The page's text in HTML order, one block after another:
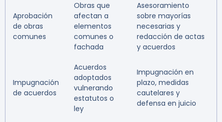
Aprobación
de obras
comunes
Obras que
afectan a
elementos
comunes o
fachada
Asesoramiento
sobre mayorías
necesarias y
redacción de actas
y acuerdos
Impugnación
de acuerdos
Acuerdos
adoptados
vulnerando
estatutos o
ley
Impugnación en
plazo, medidas
cautelares y
defensa en juicio